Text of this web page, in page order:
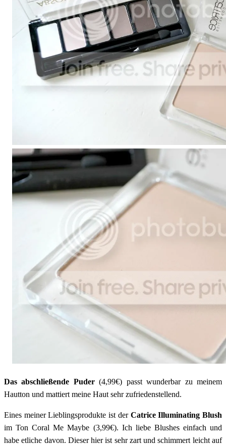
Das abschließende Puder(4,99€) passt wunderbar zu meinem
Hautton und mattiert meine Haut sehr zufriedenstellend.
Eines meiner Lieblingsprodukte ist der Catrice Illuminating Blush
im Ton Coral Me Maybe (3,99€). Ich liebe Blushes einfach und
habe etliche davon. Dieser hier ist sehr zart und schimmert leicht auf